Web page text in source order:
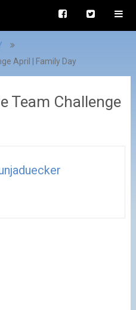
April | Family Day
Team Challenge